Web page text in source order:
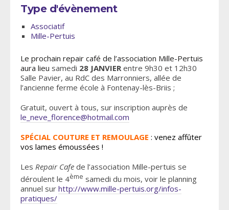
Type d'évènement
Associatif
Mille-Pertuis
Le prochain repair café de l’association Mille-Pertuis
aura lieu samedi 28 JANVIERentre 9h30 et 12h30
Salle Pavier, au RdC des Marronniers, allée de
l’ancienne ferme école à Fontenay-lès-Briis ;
Gratuit, ouvert à tous, sur inscription auprès de
le_neve_florence@hotmail.com
SPÉCIAL COUTURE ET REMOULAGE : venez affûter
vos lames émoussées !
Les Repair Cafe de l’association Mille-pertuis se
déroulent le 4ème samedi du mois, voir le planning
annuel sur http://www.mille-pertuis.org/infos-
pratiques/